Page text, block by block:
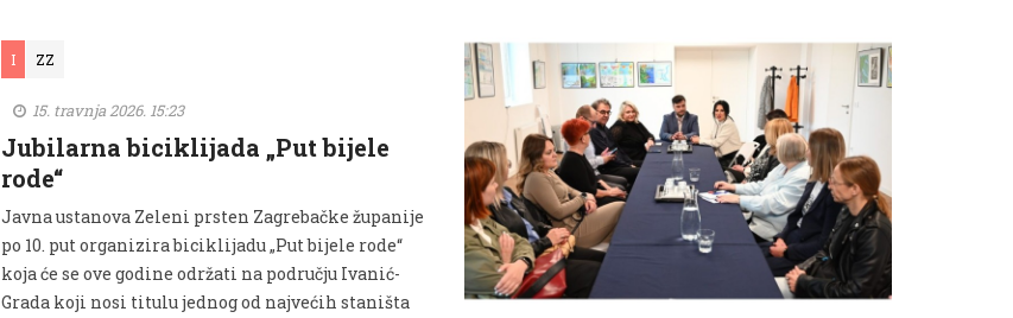
I ZZ
15. travnja 2026. 15:23
Jubilarna biciklijada „Put bijele
rode“
Javna ustanova Zeleni prsten Zagrebačke županije
po 10. put organizira biciklijadu „Put bijele rode“
koja će se ove godine održati na području Ivanić-
Grada koji nosi titulu jednog od najvećih staništa